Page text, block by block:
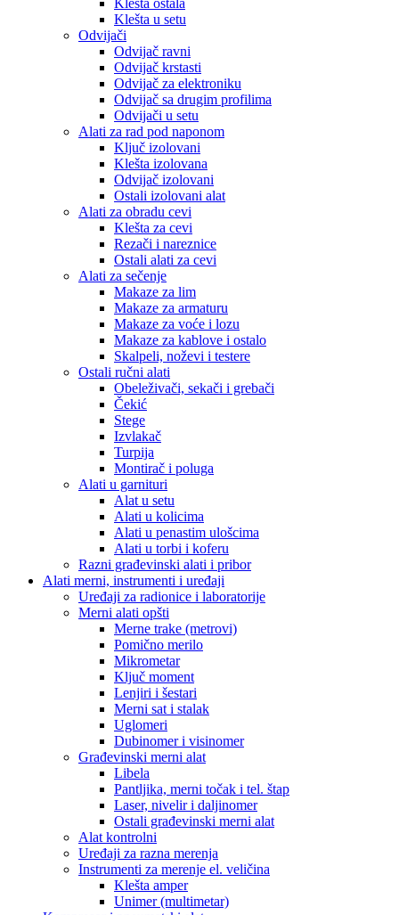
Klešta ostala
Klešta u setu
Odvijači
Odvijač ravni
Odvijač krstasti
Odvijač za elektroniku
Odvijač sa drugim profilima
Odvijači u setu
Alati za rad pod naponom
Ključ izolovani
Klešta izolovana
Odvijač izolovani
Ostali izolovani alat
Alati za obradu cevi
Klešta za cevi
Rezači i nareznice
Ostali alati za cevi
Alati za sečenje
Makaze za lim
Makaze za armaturu
Makaze za voće i lozu
Makaze za kablove i ostalo
Skalpeli, noževi i testere
Ostali ručni alati
Obeleživači, sekači i grebači
Čekić
Stege
Izvlakač
Turpija
Montirač i poluga
Alati u garnituri
Alat u setu
Alati u kolicima
Alati u penastim ulošcima
Alati u torbi i koferu
Razni građevinski alati i pribor
Alati merni, instrumenti i uređaji
Uređaji za radionice i laboratorije
Merni alati opšti
Merne trake (metrovi)
Pomično merilo
Mikrometar
Ključ moment
Lenjiri i šestari
Merni sat i stalak
Uglomeri
Dubinomer i visinomer
Građevinski merni alat
Libela
Pantljika, merni točak i tel. štap
Laser, nivelir i daljinomer
Ostali građevinski merni alat
Alat kontrolni
Uređaji za razna merenja
Instrumenti za merenje el. veličina
Klešta amper
Unimer (multimetar)